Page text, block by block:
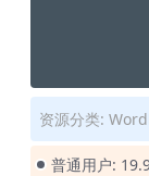
资源分类:
普通用户: